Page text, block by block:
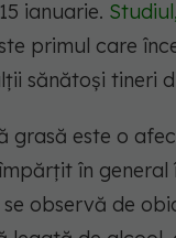
ianuarie.
primul care
sănătoși tineri
grasă este o
în
se observă de